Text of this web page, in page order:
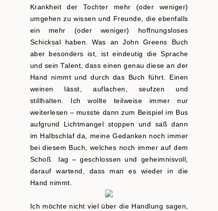
Krankheit der Tochter mehr (oder weniger)
umgehen zu wissen und Freunde, die ebenfalls
ein mehr (oder weniger) hoffnungsloses
Schicksal haben. Was an John Greens Buch
aber besonders ist, ist eindeutig die Sprache
und sein Talent, dass einen genau diese an der
Hand nimmt und durch das Buch führt. Einen
weinen lässt, auflachen, seufzen und
stillhalten. Ich wollte teilweise immer nur
weiterlesen – musste dann zum Beispiel im Bus
aufgrund Lichtmangel stoppen und saß dann
im Halbschlaf da, meine Gedanken noch immer
bei diesem Buch, welches noch immer auf dem
Schoß lag – geschlossen und geheimnisvoll,
darauf wartend, dass man es wieder in die
Hand nimmt.
Ich möchte nicht viel über die Handlung sagen,